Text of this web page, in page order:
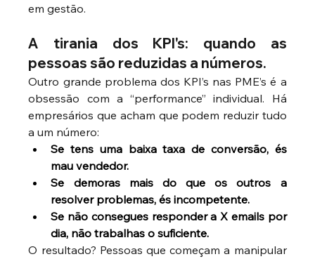
em gestão.
A tirania dos KPI's: quando as
pessoas são reduzidas a números.
Outro grande problema dos KPI’s nas PME’s é a
obsessão com a “performance” individual. Há
empresários que acham que podem reduzir tudo
a um número:
Se tens uma baixa taxa de conversão, és
mau vendedor.
Se demoras mais do que os outros a
resolver problemas, és incompetente.
Se não consegues responder a X emails por
dia, não trabalhas o suficiente.
O resultado? Pessoas que começam a manipular